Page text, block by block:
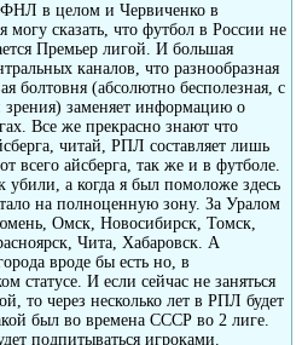
в целом и Червиченко в
могу сказать, что футбол в России не
Премьер лигой. И большая
каналов, что разнообразная
болтовня (абсолютно бесполезная, с
зрения) заменяет информацию о
Все же прекрасно знают что
читай, РПЛ составляет лишь
всего айсберга, так же и в футболе.
убили, а когда я был помоложе здесь
на полноценную зону. За Уралом
Омск, Новосибирск, Томск,
Чита, Хабаровск. А
вроде бы есть но, в
статусе. И если сейчас не заняться
то через несколько лет в РПЛ будет
был во времена СССР во 2 лиге.
подпитываться игроками.